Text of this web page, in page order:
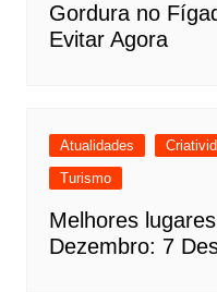
Gordura no
Evitar Agora
Atualidades
Turismo
Melhores
Dezembro: 7